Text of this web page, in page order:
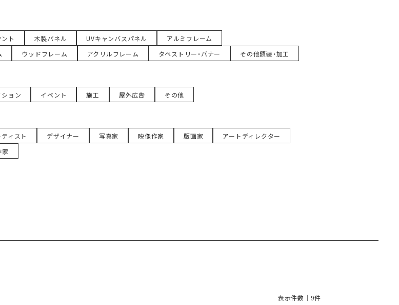
ト 木製パネル UVキャンバスパネル
アルミフレーム
ウッドフレーム アクリルフレーム タペストリー・バナー その他額装・加工
ョン イベント 施工 屋外広告 その他
ィスト デザイナー 写真家 映像作家 版画家
アートディレクター
家
表示件数｜9件